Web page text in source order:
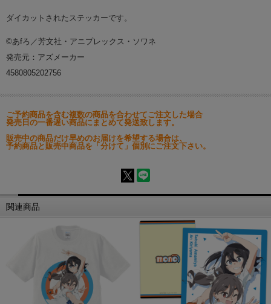
ダイカットされたステッカーです。
©あfろ／芳文社・アニプレックス・ソワネ
発売元：アズメーカー
4580805202756
ご予約商品を含む複数の商品を合わせてご注文した場合
発売日の一番遅い商品にまとめて発送致します。
販売中の商品だけ早めのお届けを希望する場合は、
予約商品と販売中商品を「分けて」個別にご注文下さい。
関連商品